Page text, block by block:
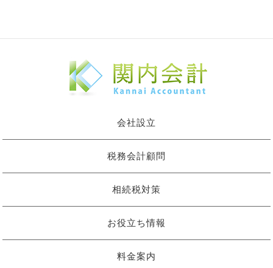
会社設立
税務会計顧問
相続税対策
お役立ち情報
料金案内